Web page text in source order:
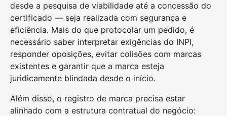
desde a pesquisa de viabilidade até a concessão do
certificado — seja realizada com segurança e
eficiência. Mais do que protocolar um pedido, é
necessário saber interpretar exigências do INPI,
responder oposições, evitar colisões com marcas
existentes e garantir que a marca esteja
juridicamente blindada desde o início.
Além disso, o registro de marca precisa estar
alinhado com a estrutura contratual do negócio: